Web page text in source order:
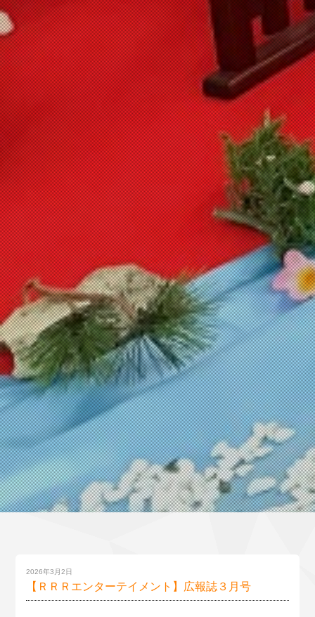
2026年3月2日
【ＲＲＲエンターテイメント】広報誌３月号